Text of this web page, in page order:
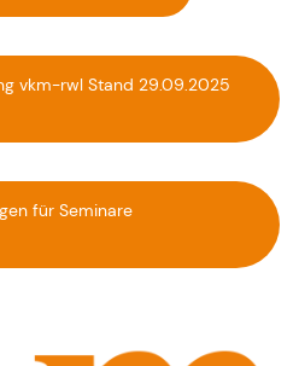
vkm-rwl Stand 29.09.2025
für Seminare